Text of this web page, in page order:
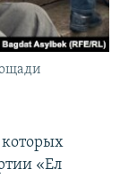
«Ел